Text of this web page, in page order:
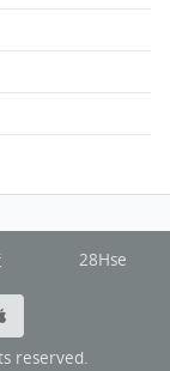
28Hse
reserved.